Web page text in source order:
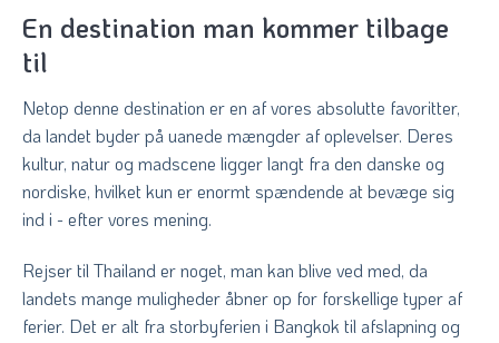
En destination man kommer tilbage
til
Netop denne destination er en af vores absolutte favoritter,
da landet byder på uanede mængder af oplevelser. Deres
kultur, natur og madscene ligger langt fra den danske og
nordiske, hvilket kun er enormt spændende at bevæge sig
ind i - efter vores mening.
Rejser til Thailand er noget, man kan blive ved med, da
landets mange muligheder åbner op for forskellige typer af
ferier. Det er alt fra storbyferien i Bangkok til afslapning og